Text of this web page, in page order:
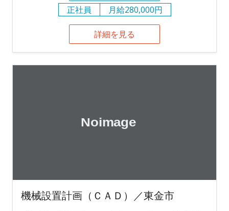
正社員
月給280,000円
詳細を見る
機械設置計画（ＣＡＤ）／東金市